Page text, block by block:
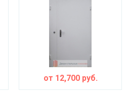
от 12,700руб.